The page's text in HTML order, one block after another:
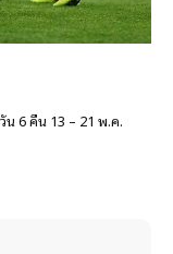
6 คืน 13 – 21 พ.ค.